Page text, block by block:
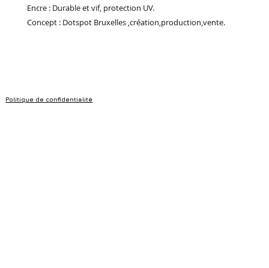
Encre : Durable et vif, protection UV.
Concept : Dotspot Bruxelles ,création,production,vente.
Politique de confidentialité